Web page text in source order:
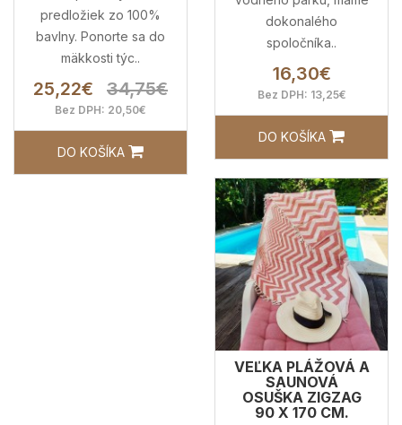
predložiek zo 100%
bavlny. Ponorte sa do
mäkkosti týc..
25,22€ 34,75€
Bez DPH: 20,50€
DO KOŠÍKA
dokonalého
spoločníka..
16,30€
Bez DPH: 13,25€
DO KOŠÍKA
VEĽKA PLÁŽOVÁ A
SAUNOVÁ
OSUŠKA ZIGZAG
90 X 170 CM.